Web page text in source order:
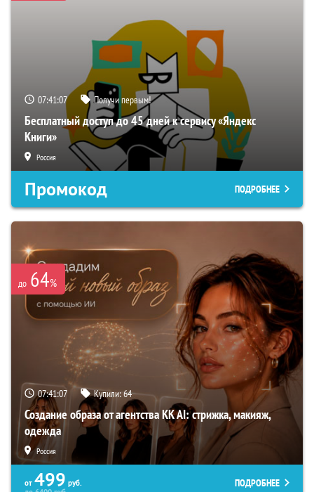
07:41:06 Получи первым!
Бесплатный доступ до 45 дней к сервису «Яндекс
Книги»
Россия
Промокод ПОДРОБНЕЕ
до 64%
07:41:06 Купили:64
Создание образа от агентства KK AI: стрижка, макияж,
одежда
Россия
от 499 руб.
ПОДРОБНЕЕ